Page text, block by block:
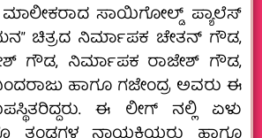
ಮಾಲೀಕರಾದ ಸಾಯಿಗೋಲ್ಡ್ ಪ್ಯಾಲೆಸ್
ಚಿತ್ರದ ನಿರ್ಮಾಪಕ ಚೇತನ್ ಗೌಡ,‌
ಗೌಡ, ನಿರ್ಮಾಪಕ ರಾಜೇಶ್ ಗೌಡ,
ಹಾಗೂ ಗಜೇಂದ್ರ ಅವರು ಈ
ಈ ಲೀಗ್ ನಲ್ಲಿ ಏಳು